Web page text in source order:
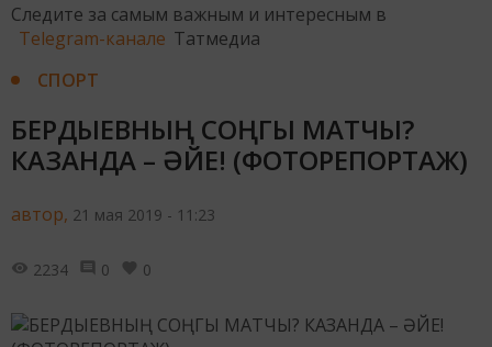
Следите за самым важным и интересным в
Telegram-канале Татмедиа
СПОРТ
БЕРДЫЕВНЫҢ СОҢГЫ МАТЧЫ?
КАЗАНДА – ӘЙЕ! (ФОТОРЕПОРТАЖ)
автор, 21 мая 2019 - 11:23
2234 0 0